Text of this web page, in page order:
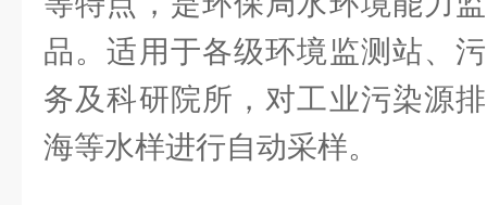
品。适用于各级环境监测站、
务及科研院所，对工业污染源
海等水样进行自动采样。